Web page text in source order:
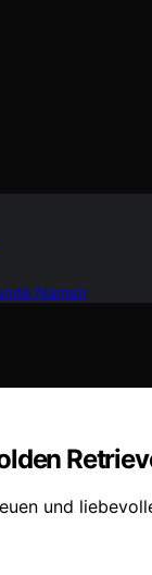
Namen
und